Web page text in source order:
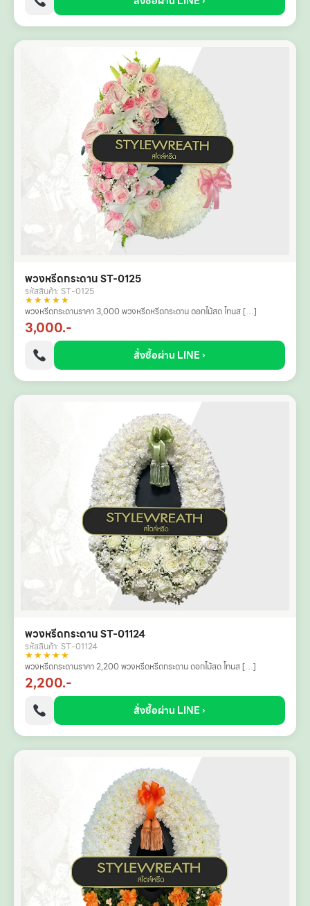
พวงหรีดกระดาน ST-0125
รหัสสินค้า: ST-0125
★★★★★
พวงหรีดกระดานราคา 3,000 พวงหรีดหรีดกระดาน ดอกไม้สด โทนส […]
3,000.-
สั่งซื้อผ่าน LINE ›
พวงหรีดกระดาน ST-01124
รหัสสินค้า: ST-01124
★★★★★
พวงหรีดกระดานราคา 2,200 พวงหรีดหรีดกระดาน ดอกไม้สด โทนส […]
2,200.-
สั่งซื้อผ่าน LINE ›